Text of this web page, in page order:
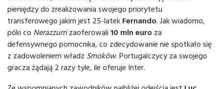
pieniędzy do zrealizowania swojego priorytetu
transferowego jakim jest 25-latek Fernando. Jak wiadomo,
póki co Nerazzurrizaoferowali 10 mln euro za
defensywnego pomocnika, co zdecydowanie nie spotkało się
z zadowoleniem władz Smoków. Portugalczycy za swojego
gracza żądają 2 razy tyle, ile oferuje Inter.